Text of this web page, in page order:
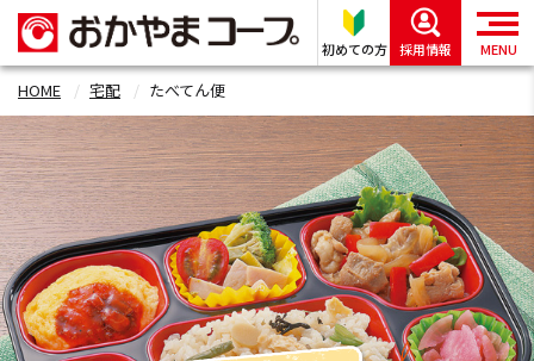
初めての方 採用情報 MENU
HOME 宅配 たべてん便